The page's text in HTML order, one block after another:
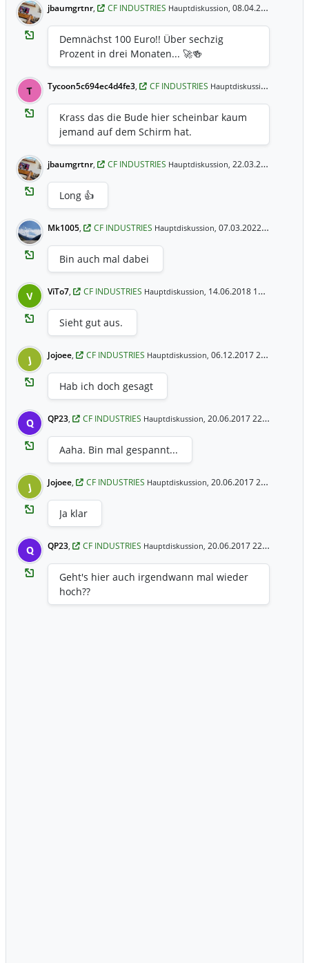
jbaumgrtnr, CF INDUSTRIES Hauptdiskussion, 08.04.2022 14:14 Uhr
Demnächst 100 Euro!! Über sechzig
Prozent in drei Monaten... 🚀🍻
T Tycoon5c694ec4d4fe3, CF INDUSTRIES Hauptdiskussion,
Krass das die Bude hier scheinbar kaum
jemand auf dem Schirm hat.
jbaumgrtnr, CF INDUSTRIES Hauptdiskussion, 22.03.2022 4:00 Uhr
Long 👍
Mk1005, CF INDUSTRIES Hauptdiskussion, 07.03.2022 11:29 Uhr
Bin auch mal dabei
V ViTo7, CF INDUSTRIES Hauptdiskussion, 14.06.2018 14:55 Uhr
Sieht gut aus.
J Jojoee, CF INDUSTRIES Hauptdiskussion, 06.12.2017 21:15 Uhr
Hab ich doch gesagt
Q QP23, CF INDUSTRIES Hauptdiskussion, 20.06.2017 22:58 Uhr
Aaha. Bin mal gespannt...
J Jojoee, CF INDUSTRIES Hauptdiskussion, 20.06.2017 22:44 Uhr
Ja klar
Q QP23, CF INDUSTRIES Hauptdiskussion, 20.06.2017 22:33 Uhr
Geht's hier auch irgendwann mal wieder
hoch??